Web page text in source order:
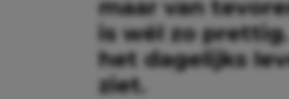
maar van
is wél zo
het dagelijks
ziet.